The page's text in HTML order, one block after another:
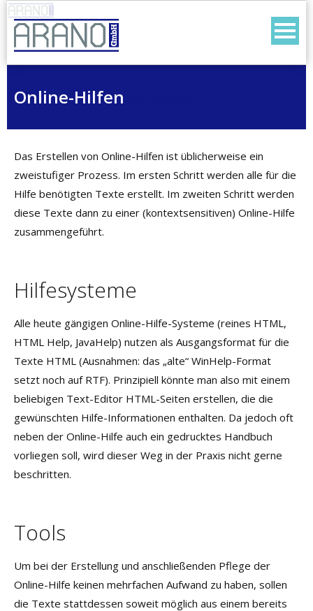
Skip
to
content
Online-Hilfen
Das Erstellen von Online-Hilfen ist üblicherweise ein
zweistufiger Prozess. Im ersten Schritt werden alle für die
Hilfe benötigten Texte erstellt. Im zweiten Schritt werden
diese Texte dann zu einer (kontextsensitiven) Online-Hilfe
zusammengeführt.
Hilfesysteme
Alle heute gängigen Online-Hilfe-Systeme (reines HTML,
HTML Help, JavaHelp) nutzen als Ausgangsformat für die
Texte HTML (Ausnahmen: das „alte“ WinHelp-Format
setzt noch auf RTF). Prinzipiell könnte man also mit einem
beliebigen Text-Editor HTML-Seiten erstellen, die die
gewünschten Hilfe-Informationen enthalten. Da jedoch oft
neben der Online-Hilfe auch ein gedrucktes Handbuch
vorliegen soll, wird dieser Weg in der Praxis nicht gerne
beschritten.
Tools
Um bei der Erstellung und anschließenden Pflege der
Online-Hilfe keinen mehrfachen Aufwand zu haben, sollen
die Texte stattdessen soweit möglich aus einem bereits